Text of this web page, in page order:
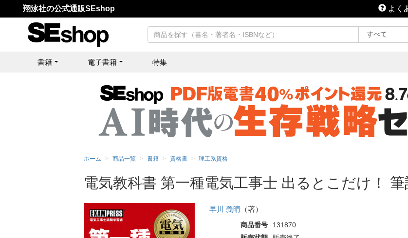
翔泳社の公式通販SEshop よく
書籍 電子書籍 特集
ホーム 商品一覧 書籍 資格書 理工系資格
電気教科書 第一種電気工事士 出るとこだけ！
早川 義晴（著）
商品番号
131870